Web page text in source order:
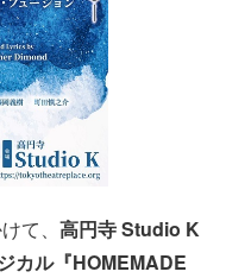
て、 高円寺 Studio K
カル『HOMEMADE